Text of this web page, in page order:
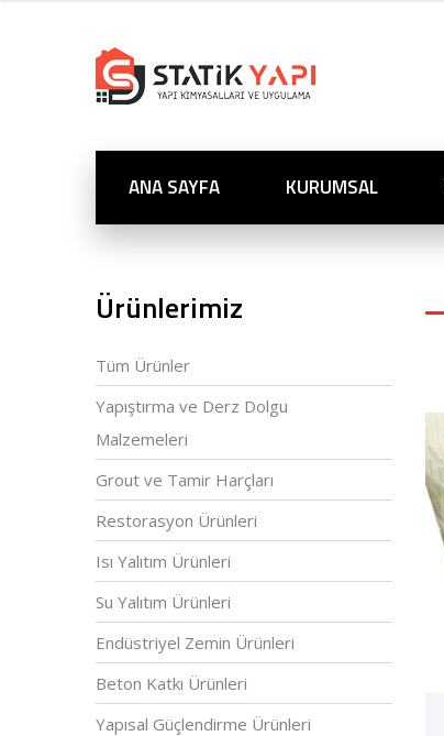
ANA SAYFA KURUMSAL
Ürünlerimiz
Tüm Ürünler
Yapıştırma ve Derz Dolgu
Malzemeleri
Grout ve Tamir Harçları
Restorasyon Ürünleri
Isı Yalıtım Ürünleri
Su Yalıtım Ürünleri
Endüstriyel Zemin Ürünleri
Beton Katkı Ürünleri
Yapısal Güçlendirme Ürünleri